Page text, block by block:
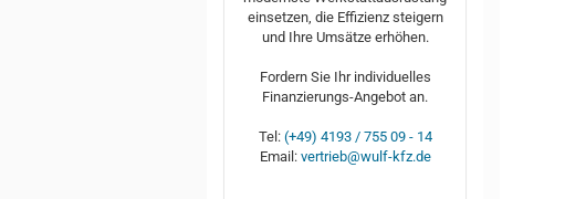
einsetzen, die Effizienz steigern
und Ihre Umsätze erhöhen.
Fordern Sie Ihr individuelles
Finanzierungs-Angebot an.
Tel: (+49) 4193 / 755 09 - 14
Email: vertrieb@wulf-kfz.de